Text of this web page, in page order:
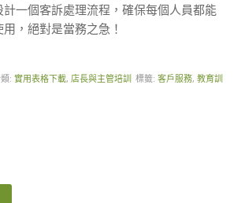
一個客訴處理流程，確保每個人員都能
，絕對是當務之急！
類:實用表格下載, 店長與主管培訓 標籤:客戶服務,教育訓